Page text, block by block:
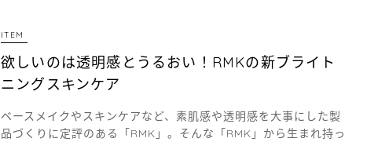
ITEM
欲しいのは透明感とうるおい！RMKの新ブライト
ニングスキンケア
ベースメイクやスキンケアなど、素肌感や透明感を大事にした製
品づくりに定評のある「RMK」。そんな「RMK」から生まれ持っ